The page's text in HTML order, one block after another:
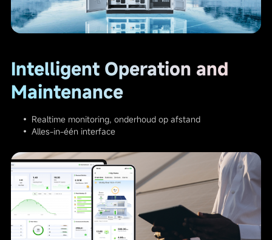
Intelligent Operation and
Maintenance
• Realtime monitoring, onderhoud op afstand
• Alles-in-één interface